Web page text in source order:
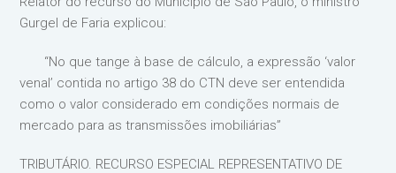
Gurgel de Faria explicou:
“No que tange à base de cálculo, a expressão ‘valor
venal’ contida no artigo 38 do CTN deve ser entendida
como o valor considerado em condições normais de
mercado para as transmissões imobiliárias”
TRIBUTÁRIO. RECURSO ESPECIAL REPRESENTATIVO DE